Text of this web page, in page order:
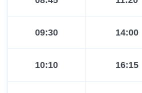
19:30
20:20
09:30 14:00
10:10 16:15